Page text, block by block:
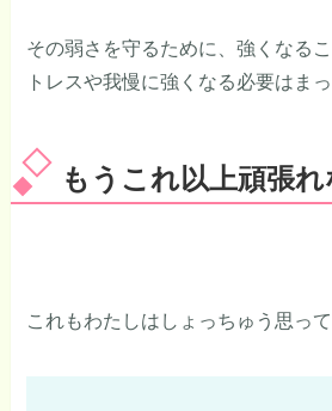
その弱さを守るために、強くなる
トレスや我慢に強くなる必要はま
もうこれ以上頑張
これもわたしはしょっちゅう思って